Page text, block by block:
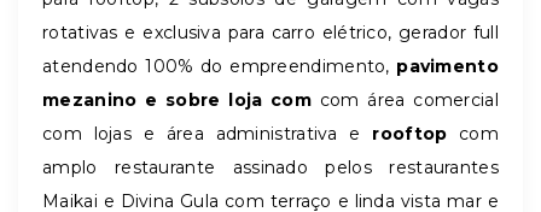
rotativas e exclusiva para carro elétrico, gerador full
atendendo 100% do empreendimento, pavimento
mezanino e sobre loja com com área comercial
com lojas e área administrativa e rooftop com
amplo restaurante assinado pelos restaurantes
Maikai e Divina Gula com terraço e linda vista mar e